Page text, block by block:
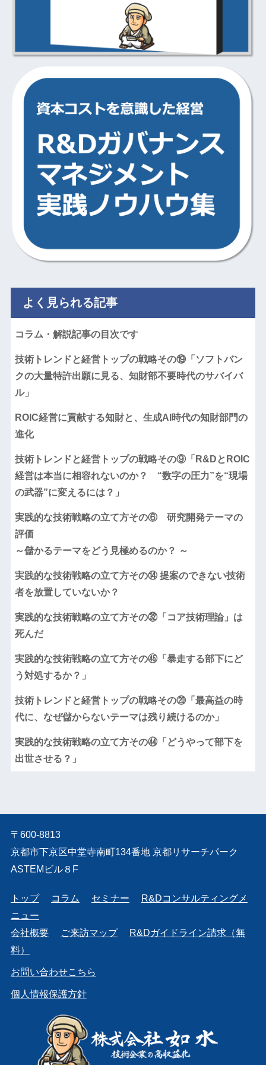
よく見られる記事
コラム・解説記事の目次です
技術トレンドと経営トップの戦略その⑲「ソフトバン
クの大量特許出願に見る、知財部不要時代のサバイバ
ル」
ROIC経営に貢献する知財と、生成AI時代の知財部門の
進化
技術トレンドと経営トップの戦略その⑨「R&DとROIC
経営は本当に相容れないのか？ “数字の圧力”を“現場
の武器”に変えるには？」
実践的な技術戦略の立て方その⑥ 研究開発テーマの
評価
～儲かるテーマをどう見極めるのか？ ～
実践的な技術戦略の立て方その⑭ 提案のできない技術
者を放置していないか？
実践的な技術戦略の立て方その㉜「コア技術理論」は
死んだ
実践的な技術戦略の立て方その㊺「暴走する部下にど
う対処するか？」
技術トレンドと経営トップの戦略その⑳「最高益の時
代に、なぜ儲からないテーマは残り続けるのか」
実践的な技術戦略の立て方その㊹「どうやって部下を
出世させる？」
〒600-8813
京都市下京区中堂寺南町134番地 京都リサーチパーク
ASTEMビル８F
トップ コラム セミナー
R&Dコンサルティングメ
ニュー
会社概要
ご来訪マップ
R&Dガイドライン請求（無
料）
お問い合わせこちら
個人情報保護方針